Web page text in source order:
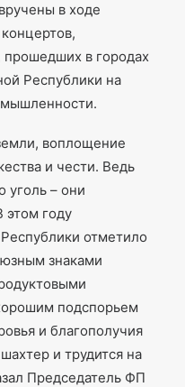
в ходе
в городах
Республики на
воплощение
и чести. Ведь
уголь – они
этом году
отметило
знаками
подспорьем
и благополучия
и трудится на
Председатель ФП